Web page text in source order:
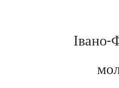
Івано-